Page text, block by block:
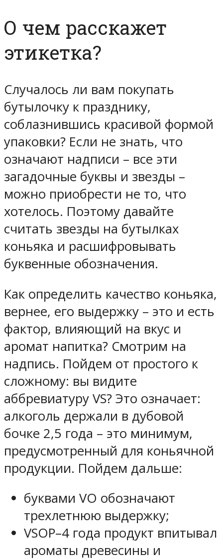
О чем расскажет
этикетка?
Случалось ли вам покупать
бутылочку к празднику,
соблазнившись красивой формой
упаковки? Если не знать, что
означают надписи – все эти
загадочные буквы и звезды –
можно приобрести не то, что
хотелось. Поэтому давайте
считать звезды на бутылках
коньяка и расшифровывать
буквенные обозначения.
Как определить качество коньяка,
вернее, его выдержку – это и есть
фактор, влияющий на вкус и
аромат напитка? Смотрим на
надпись. Пойдем от простого к
сложному: вы видите
аббревиатуру VS? Это означает:
алкоголь держали в дубовой
бочке 2,5 года – это минимум,
предусмотренный для коньячной
продукции. Пойдем дальше:
буквами VO обозначают
трехлетнюю выдержку;
VSOP–4 года продукт впитывал
ароматы древесины и